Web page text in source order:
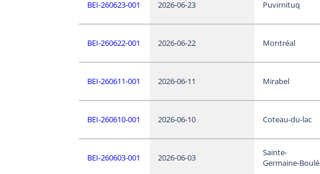
BEI-260623-001 2026-06-23 Puvirnituq
BEI-260622-001 2026-06-22 Montréal
BEI-260611-001 2026-06-11 Mirabel
BEI-260610-001 2026-06-10 Coteau-du-lac
BEI-260603-001 2026-06-03
Sainte-
Germaine-Boulé